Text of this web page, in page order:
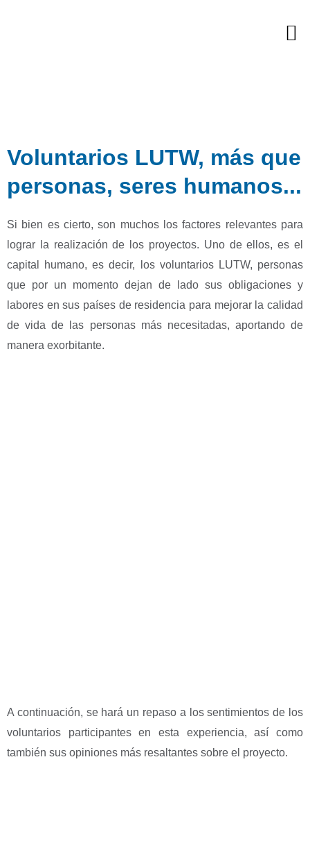
Voluntarios LUTW, más que
personas, seres humanos...
Si bien es cierto, son muchos los factores relevantes para
lograr la realización de los proyectos. Uno de ellos, es el
capital humano, es decir, los voluntarios LUTW, personas
que por un momento dejan de lado sus obligaciones y
labores en sus países de residencia para mejorar la calidad
de vida de las personas más necesitadas, aportando de
manera exorbitante.
A continuación, se hará un repaso a los sentimientos de los
voluntarios participantes en esta experiencia, así como
también sus opiniones más resaltantes sobre el proyecto.